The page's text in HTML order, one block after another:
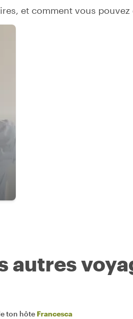
et comment vous
autres
ton hôte Francesca